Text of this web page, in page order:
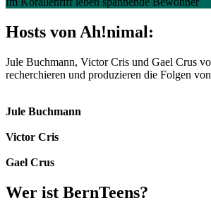
Hosts von Ah!nimal:
Jule Buchmann, Victor Cris und Gael Crus
recherchieren und produzieren die Folgen
Jule Buchmann
Victor Cris
Gael Crus
Wer ist BernTeens?